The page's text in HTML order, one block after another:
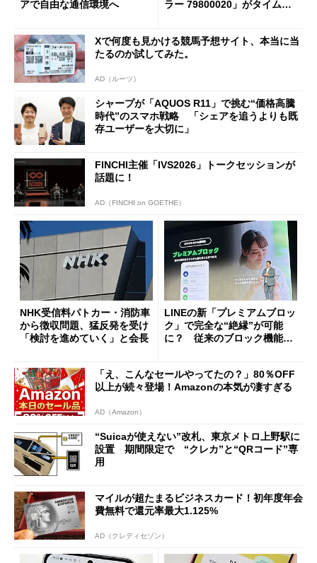
アで自由な通信環境へ
ラー 79800020」がタイムセ
Xで何度も見かける競馬予想サイト、本当に当
たるのか試してみた。
AD（ルーツ）
シャープが「AQUOS R11」で挑む“価格高騰
時代”のスマホ戦略 「シェアを追うよりも既
存ユーザーを大切に」
FINCHI主催「IVS2026」トークセッションが
話題に！
AD（FINCHI on GOETHE）
NHK受信料パトカー・消防車
から徴収問題、猛反発を受け
「検討を進めていく」と会長
LINEの新「プレミアムブロッ
ク」で完全な“絶縁”が可能
に？ 従来のブロック機能と
「え、こんなセールやってたの？」80％OFF
以上が続々登場！Amazonの本気が凄すぎる
AD（Amazon）
“Suicaが使えない”改札、東京メトロ上野駅に
設置 期間限定で “クレカ”と“QRコード”専
用
マイルが超たまるビジネスカード！初年度年会
費無料で還元率最大1.125%
AD（クレディセゾン）